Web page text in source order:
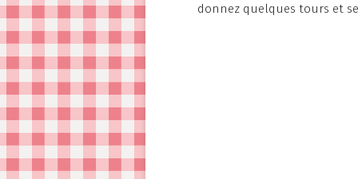
donnez quelques tours et